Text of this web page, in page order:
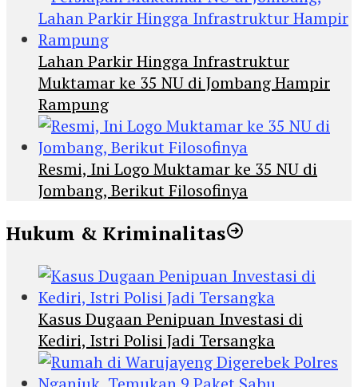
Lahan Parkir Hingga Infrastruktur
Muktamar ke 35 NU di Jombang Hampir
Rampung
Resmi, Ini Logo Muktamar ke 35 NU di
Jombang, Berikut Filosofinya
Hukum & Kriminalitas
Kasus Dugaan Penipuan Investasi di
Kediri, Istri Polisi Jadi Tersangka